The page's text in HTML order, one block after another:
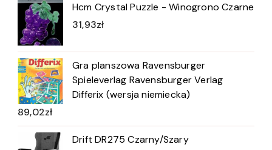
Hcm Crystal Puzzle - Winogrono Czarne
31,93zł
Gra planszowa Ravensburger
Spieleverlag Ravensburger Verlag
Differix (wersja niemiecka)
89,02zł
Drift DR275 Czarny/Szary